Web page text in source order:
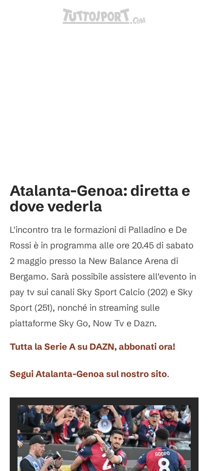
Atalanta-Genoa: diretta e
dove vederla
L'incontro tra le formazioni di Palladino e De
Rossi è in programma alle ore 20.45 di sabato
2 maggio presso la New Balance Arena di
Bergamo. Sarà possibile assistere all'evento in
pay tv sui canali Sky Sport Calcio (202) e Sky
Sport (251), nonché in streaming sulle
piattaforme Sky Go, Now Tv e Dazn.
Tutta la Serie A su DAZN, abbonati ora!
Segui Atalanta-Genoa sul nostro sito.